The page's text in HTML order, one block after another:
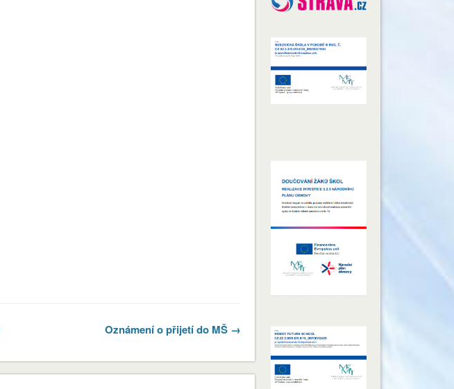
Oznámení o přijetí do MŠ →